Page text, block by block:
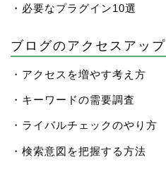
・必要なプラグイン10選
ブログのアクセスアップ
・アクセスを増やす考え方
・キーワードの需要調査
・ライバルチェックのやり方
・検索意図を把握する方法